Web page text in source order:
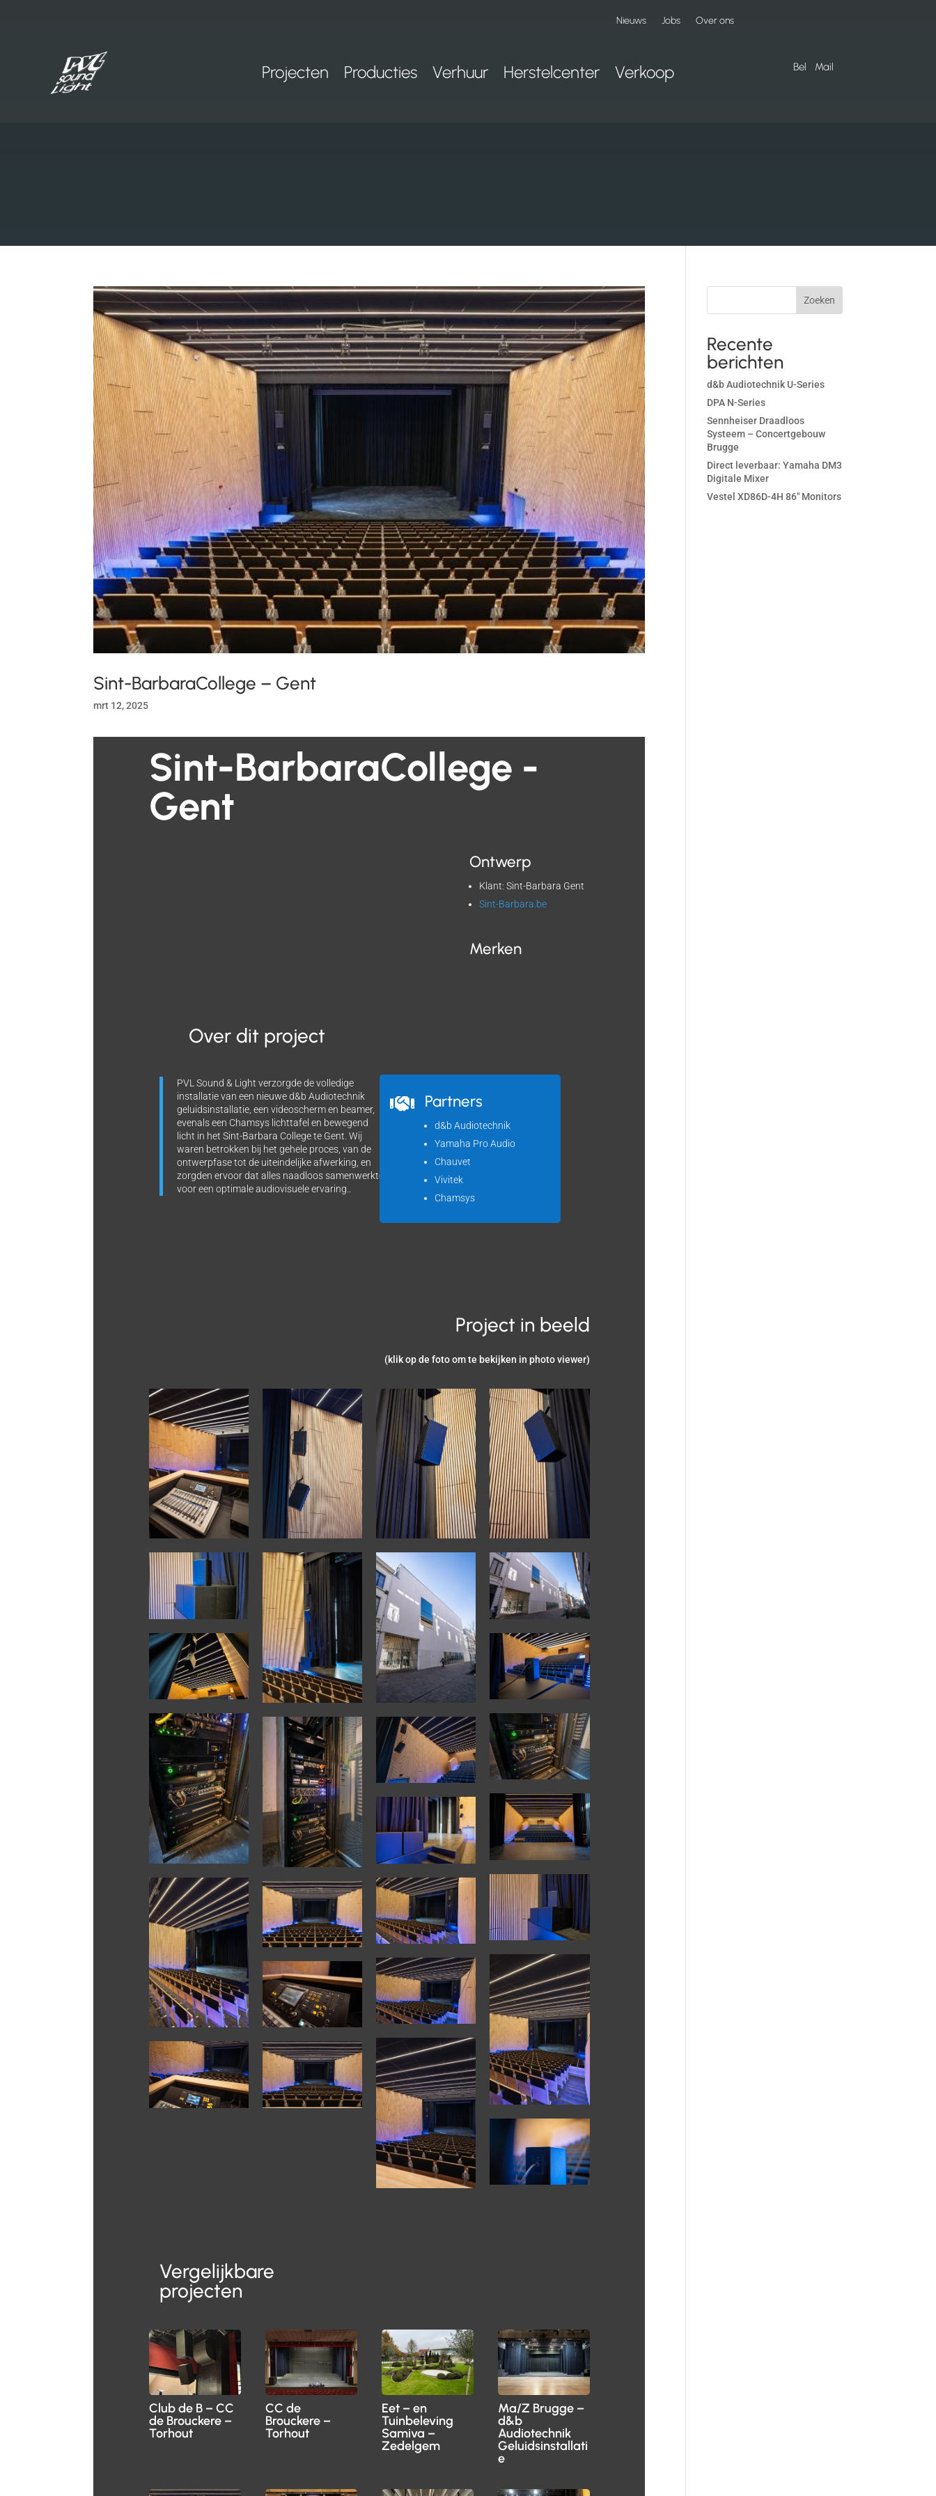
Nieuws Jobs Over ons
Projecten Producties Verhuur Herstelcenter Verkoop Bel Mail
Sint-BarbaraCollege – Gent
mrt 12, 2025
Sint-BarbaraCollege -
Gent
Ontwerp
Klant: Sint-Barbara Gent
Sint-Barbara.be
Merken
Over dit project
PVL Sound & Light verzorgde de volledige
installatie van een nieuwe d&b Audiotechnik
geluidsinstallatie, een videoscherm en beamer,
evenals een Chamsys lichttafel en bewegend
licht in het Sint-Barbara College te Gent. Wij
waren betrokken bij het gehele proces, van de
ontwerpfase tot de uiteindelijke afwerking, en
zorgden ervoor dat alles naadloos samenwerkte
voor een optimale audiovisuele ervaring..
 Partners
d&b Audiotechnik
Yamaha Pro Audio
Chauvet
Vivitek
Chamsys
Project in beeld
(klik op de foto om te bekijken in photo viewer)
Vergelijkbare
projecten
Club de B – CC
de Brouckere –
Torhout
CC de
Brouckere –
Torhout
Eet – en
Tuinbeleving
Samiva –
Zedelgem
Ma/Z Brugge –
d&b
Audiotechnik
Geluidsinstallati
e
Zoeken
Recente
berichten
d&b Audiotechnik U-Series
DPA N-Series
Sennheiser Draadloos
Systeem – Concertgebouw
Brugge
Direct leverbaar: Yamaha DM3
Digitale Mixer
Vestel XD86D-4H 86″ Monitors